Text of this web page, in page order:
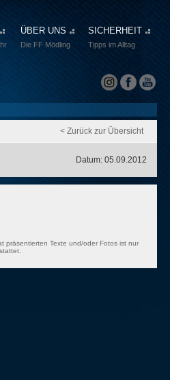
ÜBER UNS
Die FF Mödling
SICHERHEIT
Tipps im Alltag
< Zurück zur Übersicht
Datum: 05.09.2012
präsentierten Texte und/oder Fotos ist nur